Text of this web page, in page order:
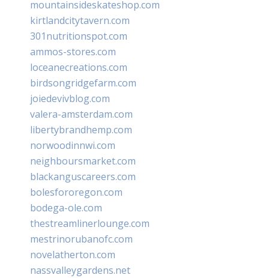
mountainsideskateshop.com
kirtlandcitytavern.com
301nutritionspot.com
ammos-stores.com
loceanecreations.com
birdsongridgefarm.com
joiedevivblog.com
valera-amsterdam.com
libertybrandhemp.com
norwoodinnwi.com
neighboursmarket.com
blackanguscareers.com
bolesfororegon.com
bodega-ole.com
thestreamlinerlounge.com
mestrinorubanofc.com
novelatherton.com
nassvalleygardens.net